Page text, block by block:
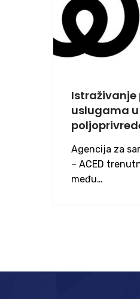
Istraživanje
uslugama
Agencija za
– ACED
među…